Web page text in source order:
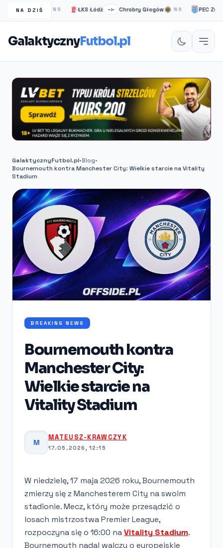
NA DZIŚ
Londyn NS ŁKS Łódź –:– Chrobry Głogów NS PEC Zwolle
GalaktycznyFutbol.pl
GalaktycznyFutbol.pl•Blog•
Bournemouth kontra Manchester City: Wielkie starcie na Vitality
Stadium
BREAKING NEWS
Bournemouth kontra
Manchester City:
Wielkie starcie na
Vitality Stadium
M
MATEUSZ-KRAWCZYK
17.05.2026, 12:15
W niedzielę, 17 maja 2026 roku, Bournemouth
zmierzy się z Manchesterem City na swoim
stadionie. Mecz, który może przesądzić o
losach mistrzostwa Premier League,
rozpoczyna się o 16:00 naVitality Stadium.
Bournemouth nadal walczy o europejskie